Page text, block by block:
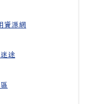
資源網
途